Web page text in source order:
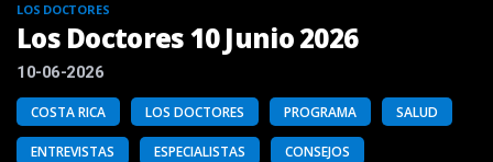
LOS DOCTORES
Los Doctores 10 Junio 2026
10-06-2026
COSTA RICA LOS DOCTORES PROGRAMA SALUD
ENTREVISTAS ESPECIALISTAS CONSEJOS